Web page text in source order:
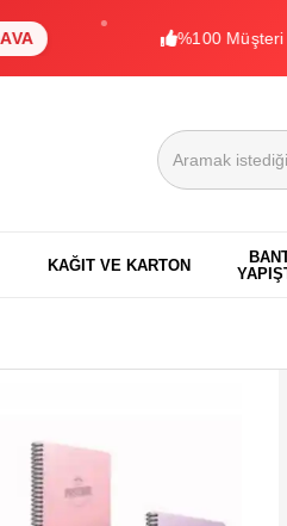
%100 Müşteri
KAĞIT VE KARTON